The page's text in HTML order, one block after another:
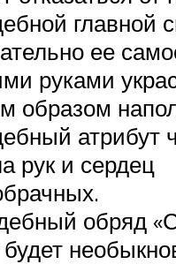
главной
ее
руками
образом
атрибут
рук и сердец
обряд
будет